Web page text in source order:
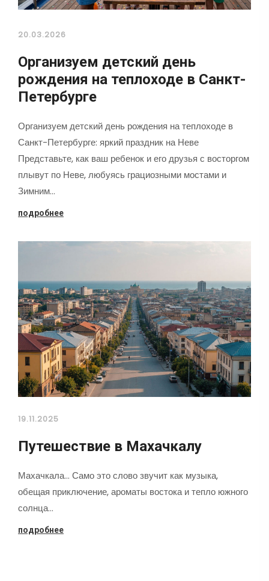
20.03.2026
Организуем детский день
рождения на теплоходе в Санкт-
Петербурге
Организуем детский день рождения на теплоходе в
Санкт-Петербурге: яркий праздник на Неве
Представьте, как ваш ребенок и его друзья с восторгом
плывут по Неве, любуясь грациозными мостами и
Зимним…
подробнее
19.11.2025
Путешествие в Махачкалу
Махачкала... Само это слово звучит как музыка,
обещая приключение, ароматы востока и тепло южного
солнца…
подробнее